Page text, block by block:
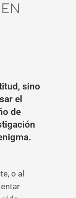
sino
el
de
o al